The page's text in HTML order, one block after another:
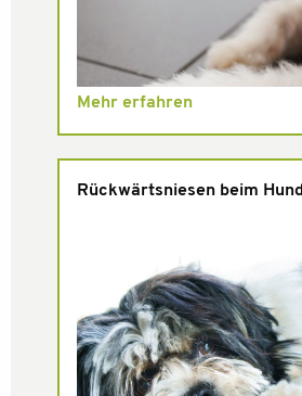
Mehr erfahren
Rückwärtsniesen beim Hund